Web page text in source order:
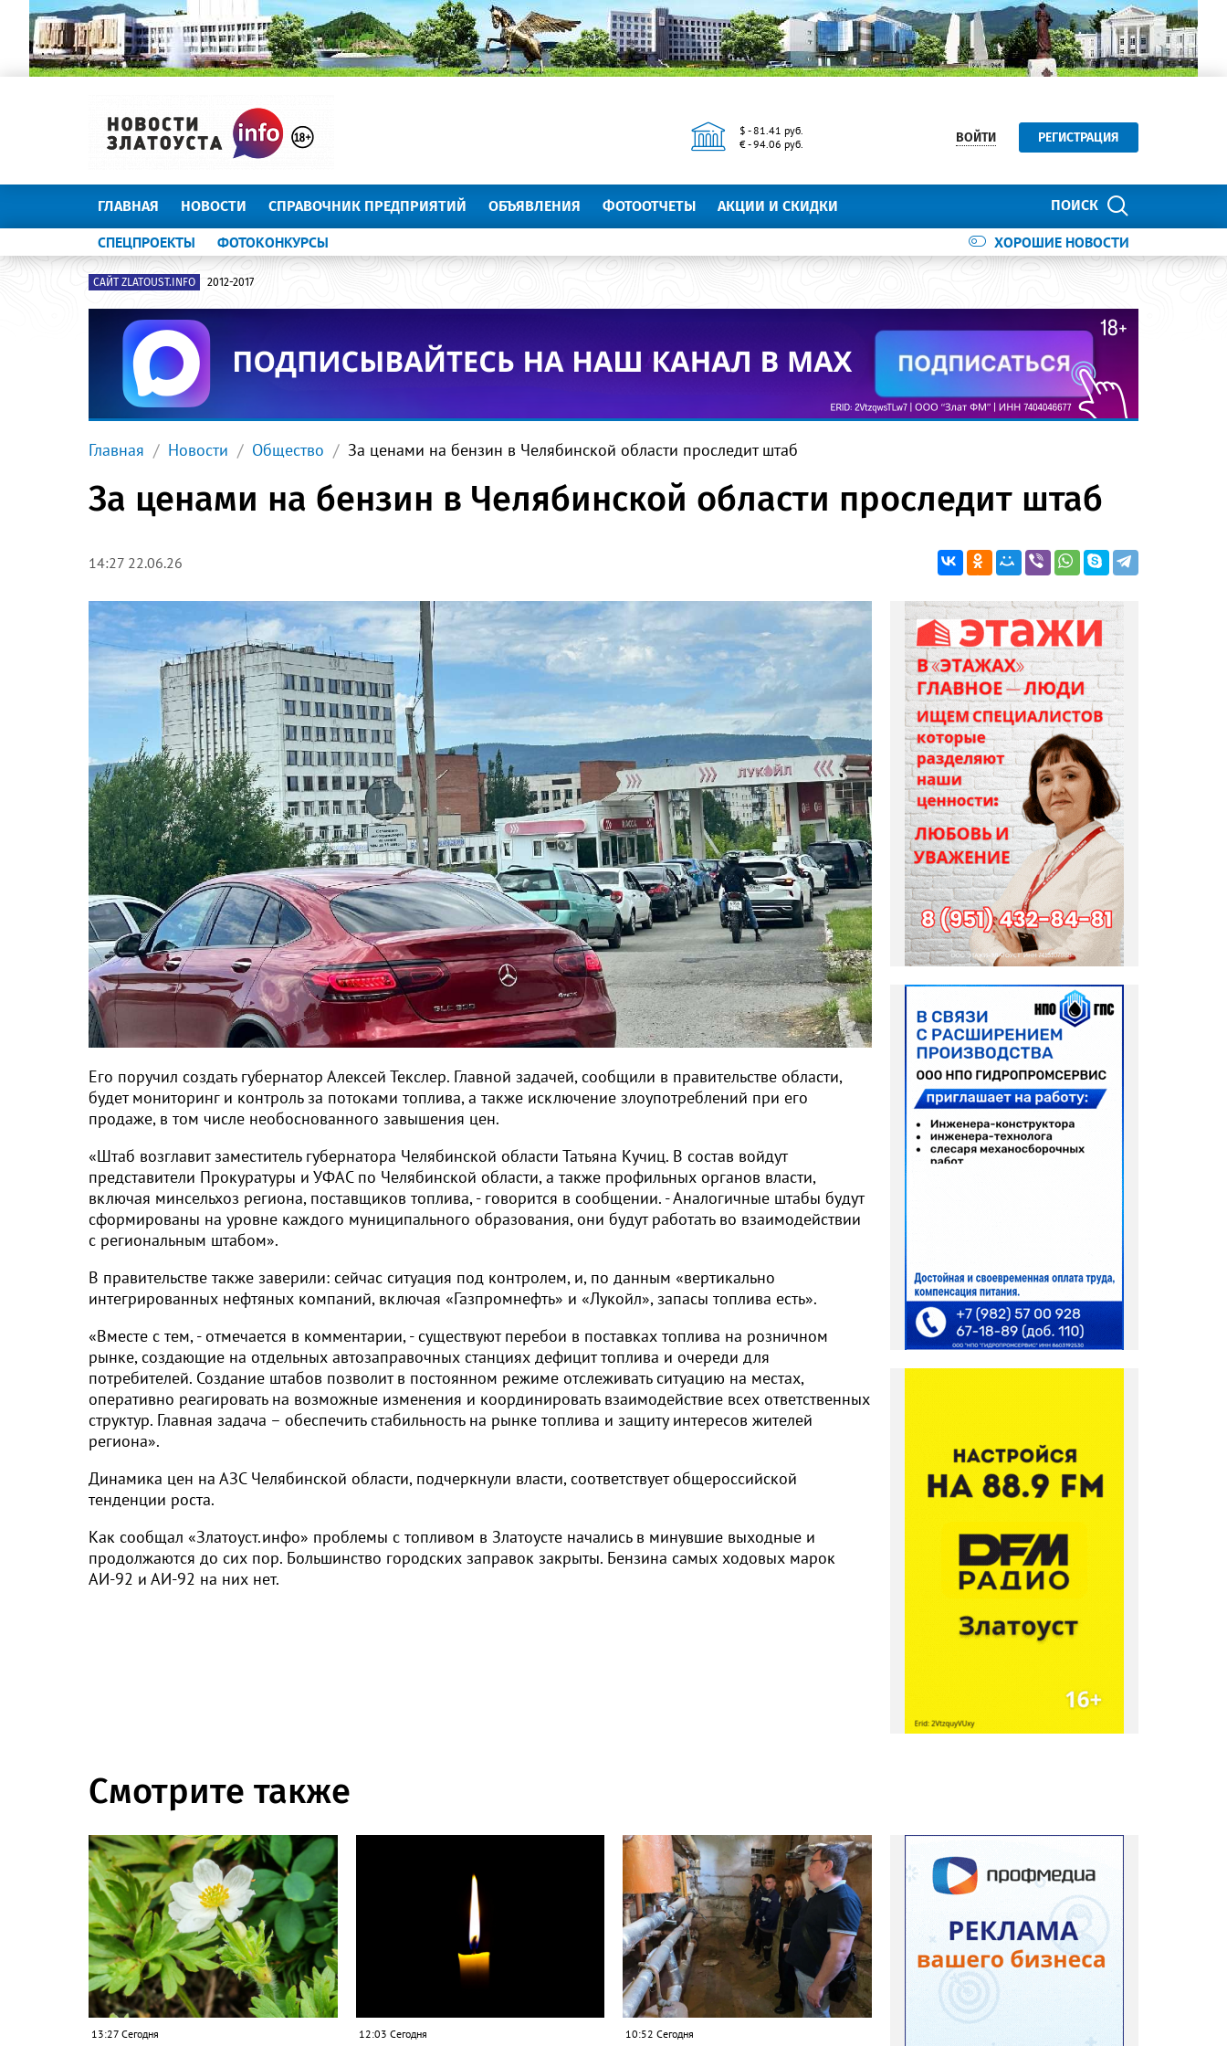
$ - 81.41 руб.
€ - 94.06 руб.
ВОЙТИ РЕГИСТРАЦИЯ
ПОИСК
ГЛАВНАЯ НОВОСТИ СПРАВОЧНИК ПРЕДПРИЯТИЙ ОБЪЯВЛЕНИЯ ФОТООТЧЕТЫ АКЦИИ И СКИДКИ
ХОРОШИЕ НОВОСТИ
СПЕЦПРОЕКТЫ ФОТОКОНКУРСЫ
САЙТ ZLATOUST.INFO 2012-2017
Главная Новости Общество За ценами на бензин в Челябинской области проследит штаб
За ценами на бензин в Челябинской области проследит штаб
14:27 22.06.26
Его поручил создать губернатор Алексей Текслер. Главной задачей, сообщили в правительстве области,
будет мониторинг и контроль за потоками топлива, а также исключение злоупотреблений при его
продаже, в том числе необоснованного завышения цен.
«Штаб возглавит заместитель губернатора Челябинской области Татьяна Кучиц. В состав войдут
представители Прокуратуры и УФАС по Челябинской области, а также профильных органов власти,
включая минсельхоз региона, поставщиков топлива, - говорится в сообщении. - Аналогичные штабы будут
сформированы на уровне каждого муниципального образования, они будут работать во взаимодействии
с региональным штабом».
В правительстве также заверили: сейчас ситуация под контролем, и, по данным «вертикально
интегрированных нефтяных компаний, включая «Газпромнефть» и «Лукойл», запасы топлива есть».
«Вместе с тем, - отмечается в комментарии, - существуют перебои в поставках топлива на розничном
рынке, создающие на отдельных автозаправочных станциях дефицит топлива и очереди для
потребителей. Создание штабов позволит в постоянном режиме отслеживать ситуацию на местах,
оперативно реагировать на возможные изменения и координировать взаимодействие всех ответственных
структур. Главная задача – обеспечить стабильность на рынке топлива и защиту интересов жителей
региона».
Динамика цен на АЗС Челябинской области, подчеркнули власти, соответствует общероссийской
тенденции роста.
Как сообщал «Златоуст.инфо» проблемы с топливом в Златоусте начались в минувшие выходные и
продолжаются до сих пор. Большинство городских заправок закрыты. Бензина самых ходовых марок
АИ-92 и АИ-92 на них нет.
Смотрите также
13:27 Сегодня 12:03 Сегодня 10:52 Сегодня